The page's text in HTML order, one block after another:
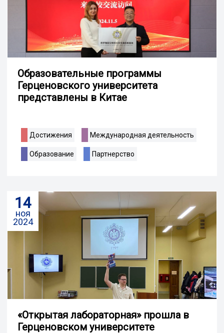
Образовательные программы
Герценовского университета
представлены в Китае
Достижения Международная деятельность
Образование Партнерство
14
ноя
2024
«Открытая лабораторная» прошла в
Герценовском университете